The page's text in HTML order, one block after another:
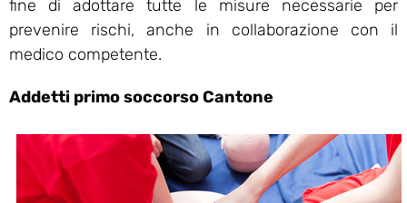
fine di adottare tutte le misure necessarie per
prevenire rischi, anche in collaborazione con il
medico competente.
Addetti primo soccorso Cantone